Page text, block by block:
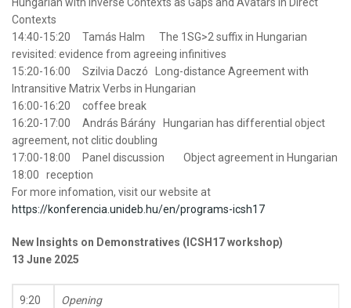
Contexts
14:40-15:20 Tamás Halm The 1SG>2 suffix in Hungarian
revisited: evidence from agreeing infinitives
15:20-16:00 Szilvia Daczó Long-distance Agreement with
Intransitive Matrix Verbs in Hungarian
16:00-16:20 coffee break
16:20-17:00 András Bárány
Hungarian has differential object
agreement, not clitic doubling
17:00-18:00 Panel discussion Object agreement in Hungarian
18:00 reception
For more infomation, visit our website at
https://konferencia.unideb.hu/en/programs-icsh17
New Insights on Demonstratives (ICSH17 workshop)
13 June 2025
9:20 Opening